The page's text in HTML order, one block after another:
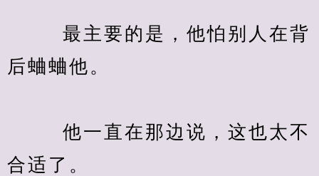
最主要的是，他怕别人在背
后蛐蛐他。
他一直在那边说，这也太不
合适了。